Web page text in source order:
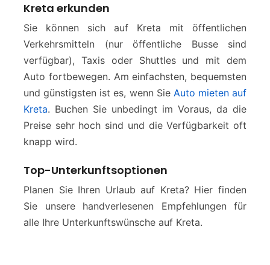
Kreta erkunden
Sie können sich auf Kreta mit öffentlichen
Verkehrsmitteln (nur öffentliche Busse sind
verfügbar), Taxis oder Shuttles und mit dem
Auto fortbewegen. Am einfachsten, bequemsten
und günstigsten ist es, wenn Sie Auto mieten auf
Kreta. Buchen Sie unbedingt im Voraus, da die
Preise sehr hoch sind und die Verfügbarkeit oft
knapp wird.
Top-Unterkunftsoptionen
Planen Sie Ihren Urlaub auf Kreta? Hier finden
Sie unsere handverlesenen Empfehlungen für
alle Ihre Unterkunftswünsche auf Kreta.